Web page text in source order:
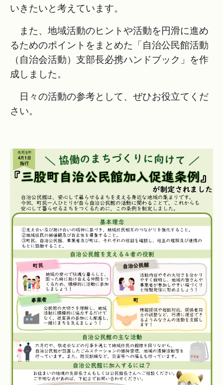
いきたいと考えています。
また、地域活動のヒントや活動を円滑に進め
るためのポイントをまとめた「自治公民館活動
（自治会活動）支部長必携ハンドブック」を作
成しました。
日々の活動の参考として、ぜひお役立てくだ
さい。